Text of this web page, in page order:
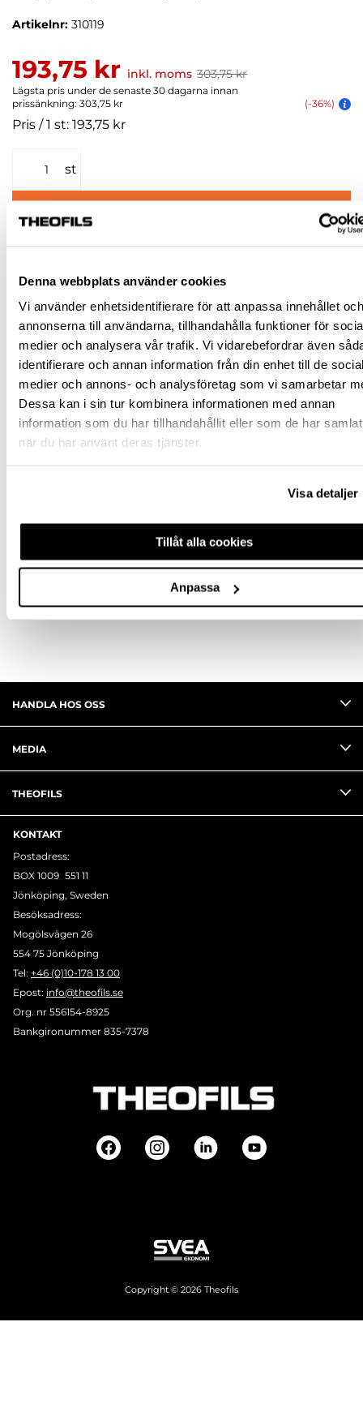
Denna webbplats använder cookies
Vi använder enhetsidentifierare för att anpassa innehållet och
annonserna till användarna, tillhandahålla funktioner för
medier och analysera vår trafik. Vi vidarebefordrar även
identifierare och annan information från din enhet till de
medier och annons- och analysföretag som vi samarbetar
Dessa kan i sin tur kombinera informationen med annan
information som du har tillhandahållit eller som de har
när du har använt deras tjänster.
Visa detaljer
Tillåt alla cookies
Anpassa
Artikelnr: 310119
193,75 kr inkl. moms 303,75 kr
Lägsta pris under de senaste 30 dagarna innan
prissänkning: 303,75 kr
(-36%)
Pris / 1 st: 193,75 kr
st
Jönköping butik Slut i lager
Malmö butik Slut i lager
Stockholm butik Slut i lager
Snabba leveranser
Hämta i butik
Ledande leverantör i Sverige
HANDLA HOS OSS
MEDIA
THEOFILS
KONTAKT
Postadress:
BOX 1009 551 11
Jönköping, Sweden
Besöksadress:
Mogölsvägen 26
554 75 Jönköping
Tel: +46 (0)10-178 13 00
Epost: info@theofils.se
Org. nr 556154-8925
Bankgironummer 835-7378
Copyright © 2026 Theofils